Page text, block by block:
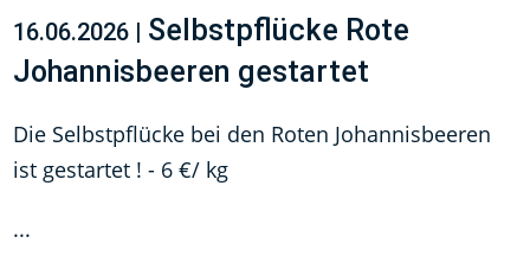
16.06.2026 | Selbstpflücke Rote
Johannisbeeren gestartet
Die Selbstpflücke bei den Roten Johannisbeeren
ist gestartet ! - 6 €/ kg
...